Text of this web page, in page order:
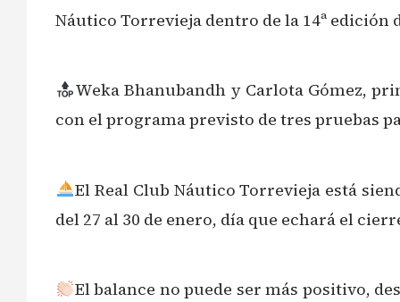
Náutico Torrevieja dentro de la 14ª
Weka Bhanubandh y Carlota Gómez,
con el programa previsto de tres pruebas
El Real Club Náutico Torrevieja está
del 27 al 30 de enero, día que echará el
El balance no puede ser más positivo,